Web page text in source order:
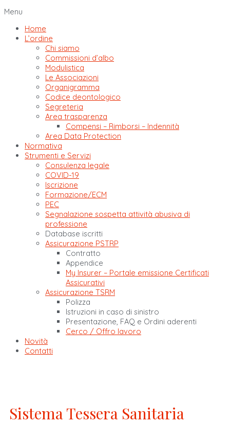
Menu
Home
L’ordine
Chi siamo
Commissioni d’albo
Modulistica
Le Associazioni
Organigramma
Codice deontologico
Segreteria
Area trasparenza
Compensi – Rimborsi – Indennità
Area Data Protection
Normativa
Strumenti e Servizi
Consulenza legale
COVID-19
Iscrizione
Formazione/ECM
PEC
Segnalazione sospetta attività abusiva di
professione
Database iscritti
Assicurazione PSTRP
Contratto
Appendice
My Insurer – Portale emissione Certificati
Assicurativi
Assicurazione TSRM
Polizza
Istruzioni in caso di sinistro
Presentazione, FAQ e Ordini aderenti
Cerco / Offro lavoro
Novità
Contatti
Sistema Tessera Sanitaria